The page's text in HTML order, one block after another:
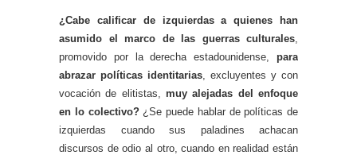
¿Cabe calificar de izquierdas a quienes han
asumido el marco de las guerras culturales
promovido por la derecha estadounidense, para
abrazar políticas identitarias , excluyentes y con
vocación de elitistas, muy alejadas del enfoque
en lo colectivo?¿Se puede hablar de políticas de
izquierdas cuando sus paladines achacan
discursos de odio al otro, cuando en realidad están